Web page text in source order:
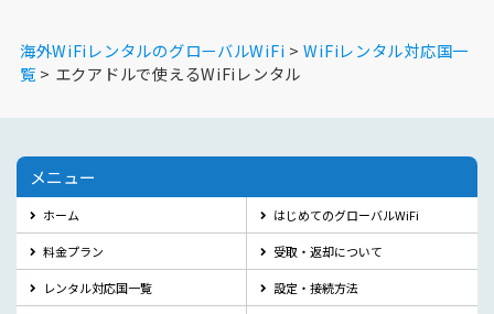
海外WiFiレンタルのグローバルWiFi
WiFiレンタル対応国一
覧
エクアドルで使えるWiFiレンタル
メニュー
ホーム はじめてのグローバルWiFi
料金プラン 受取・返却について
レンタル対応国一覧 設定・接続方法